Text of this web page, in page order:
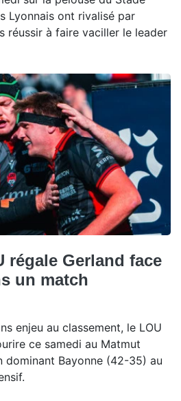
Lyonnais ont rivalisé par
réussir à faire vaciller le leader
régale Gerland face
un match
enjeu au classement, le LOU
ce samedi au Matmut
dominant Bayonne (42-35) au